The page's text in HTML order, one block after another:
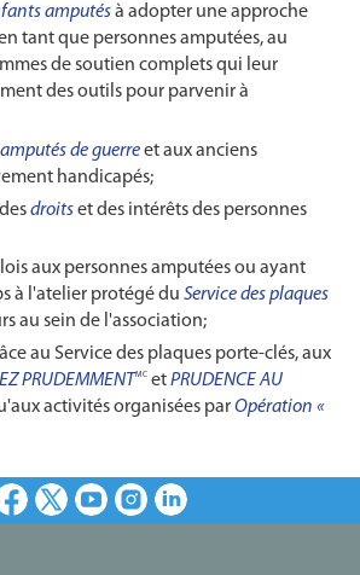
amputésà adopter une approche
tant que personnes amputées, au
de soutien complets qui leur
des outils pour parvenir à
amputés de guerreet aux anciens
handicapés;
droitset des intérêts des personnes
aux personnes amputées ou ayant
à l'atelier protégé duService des plaques
au sein de l'association;
au Service des plaques porte-clés, aux
PRUDEMMENTMC etPRUDENCE AU
activités organisées parOpération «
X YoutubeInstagramLinkedIn